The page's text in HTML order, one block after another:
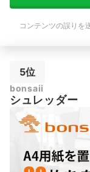
コンテンツの誤りを
5位
bonsaii
シュレッダー